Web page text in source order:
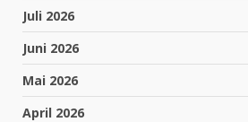
Juli 2026
Juni 2026
Mai 2026
April 2026